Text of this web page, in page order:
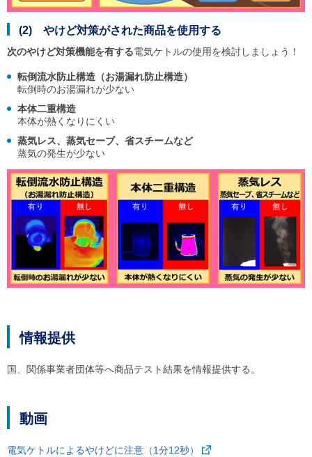
(2) やけど対策がされた商品を使用する
次のやけど対策機能を有する電気ケトルの使用を検討しましょう！
転倒流水防止構造（お湯漏れ防止構造）
転倒時のお湯漏れが少ない
本体二重構造
本体が熱くなりにくい
蒸気レス、蒸気セーブ、省スチームなど
蒸気の発生が少ない
情報提供
国、関係事業者団体等へ商品テスト結果を情報提供する。
動画
電気ケトルによるやけどに注意（1分12秒）